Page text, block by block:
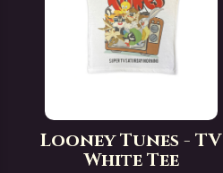
Looney Tunes - TV
White Tee